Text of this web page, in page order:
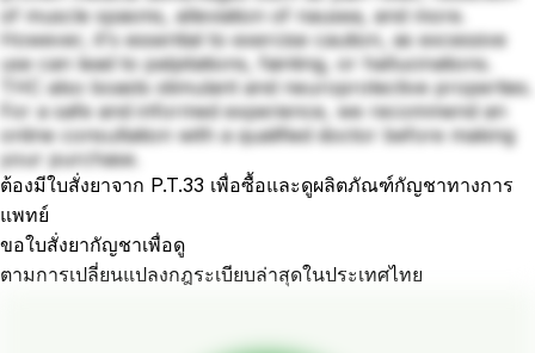
of muscle spasms, alleviation of nausea, and more.
However, it's essential to exercise caution, as excessive
use can lead to palpitations, fainting, or hallucinations.
THC also boasts stimulant and neuroprotective properties.
For a safe and informed experience, we recommend an
online consultation with a qualified doctor before making
your purchase.
ต้องมีใบสั่งยาจาก P.T.33 เพื่อซื้อและดูผลิตภัณฑ์กัญชาทางการ
แพทย์
ขอใบสั่งยากัญชาเพื่อดู
ตามการเปลี่ยนแปลงกฎระเบียบล่าสุดในประเทศไทย